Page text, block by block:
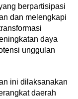
berpartisipasi
dan melengkapi
daya
unggulan
ini dilaksanakan
daerah